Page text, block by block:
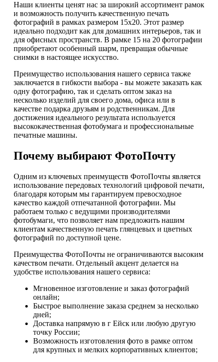
Наши клиенты ценят нас за широкий ассортимент рамок
и возможность получить качественную печать
фотографий в рамках размером 15х20. Этот размер
идеально подходит как для домашних интерьеров, так и
для офисных пространств. В рамке 15 на 20 фотографии
приобретают особенный шарм, превращая обычные
снимки в настоящее искусство.
Преимущество использования нашего сервиса также
заключается в гибкости выбора - вы можете заказать как
одну фотографию, так и сделать оптом заказ на
несколько изделий для своего дома, офиса или в
качестве подарка друзьям и родственникам. Для
достижения идеального результата используется
высококачественная фотобумага и профессиональные
печатные машины.
Почему выбирают ФотоПочту
Одним из ключевых преимуществ ФотоПочты является
использование передовых технологий цифровой печати,
благодаря которым мы гарантируем превосходное
качество каждой отпечатанной фотографии. Мы
работаем только с ведущими производителями
фотобумаги, что позволяет нам предложить нашим
клиентам качественную печать глянцевых и цветных
фотографий по доступной цене.
Преимущества ФотоПочты не ограничиваются высоким
качеством печати. Отдельный акцент делается на
удобстве использования нашего сервиса:
Мгновенное изготовление и заказ фотографий
онлайн;
Быстрое выполнение заказа среднем за несколько
дней;
Доставка напрямую в г Ейск или любую другую
точку России;
Возможность изготовления фото в рамке оптом
для крупных и мелких корпоративных клиентов;